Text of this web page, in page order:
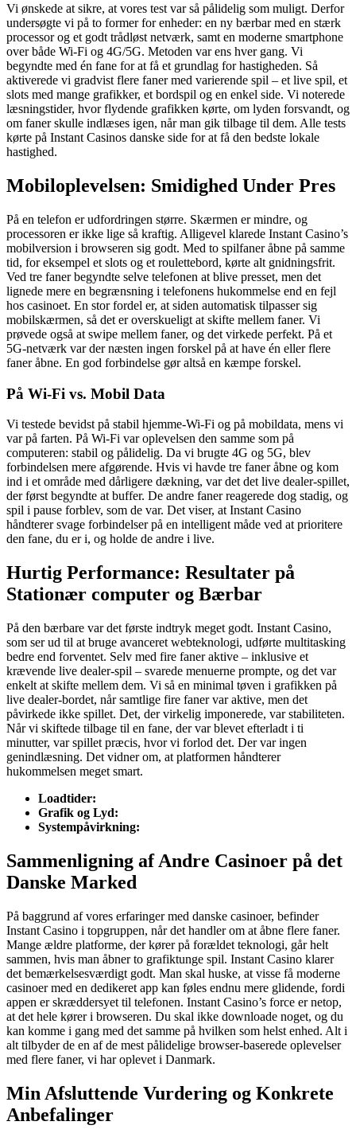
Vi ønskede at sikre, at vores test var så pålidelig som muligt. Derfor
undersøgte vi på to former for enheder: en ny bærbar med en stærk
processor og et godt trådløst netværk, samt en moderne smartphone
over både Wi-Fi og 4G/5G. Metoden var ens hver gang. Vi
begyndte med én fane for at få et grundlag for hastigheden. Så
aktiverede vi gradvist flere faner med varierende spil – et live spil, et
slots med mange grafikker, et bordspil og en enkel side. Vi noterede
læsningstider, hvor flydende grafikken kørte, om lyden forsvandt, og
om faner skulle indlæses igen, når man gik tilbage til dem. Alle tests
kørte på Instant Casinos danske side for at få den bedste lokale
hastighed.
Mobiloplevelsen: Smidighed Under Pres
På en telefon er udfordringen større. Skærmen er mindre, og
processoren er ikke lige så kraftig. Alligevel klarede Instant Casino’s
mobilversion i browseren sig godt. Med to spilfaner åbne på samme
tid, for eksempel et slots og et roulettebord, kørte alt gnidningsfrit.
Ved tre faner begyndte selve telefonen at blive presset, men det
lignede mere en begrænsning i telefonens hukommelse end en fejl
hos casinoet. En stor fordel er, at siden automatisk tilpasser sig
mobilskærmen, så det er overskueligt at skifte mellem faner. Vi
prøvede også at swipe mellem faner, og det virkede perfekt. På et
5G-netværk var der næsten ingen forskel på at have én eller flere
faner åbne. En god forbindelse gør altså en kæmpe forskel.
På Wi-Fi vs. Mobil Data
Vi testede bevidst på stabil hjemme-Wi-Fi og på mobildata, mens vi
var på farten. På Wi-Fi var oplevelsen den samme som på
computeren: stabil og pålidelig. Da vi brugte 4G og 5G, blev
forbindelsen mere afgørende. Hvis vi havde tre faner åbne og kom
ind i et område med dårligere dækning, var det det live dealer-spillet,
der først begyndte at buffer. De andre faner reagerede dog stadig, og
spil i pause forblev, som de var. Det viser, at Instant Casino
håndterer svage forbindelser på en intelligent måde ved at prioritere
den fane, du er i, og holde de andre i live.
Hurtig Performance: Resultater på
Stationær computer og Bærbar
På den bærbare var det første indtryk meget godt. Instant Casino,
som ser ud til at bruge avanceret webteknologi, udførte multitasking
bedre end forventet. Selv med fire faner aktive – inklusive et
krævende live dealer-spil – svarede menuerne prompte, og det var
enkelt at skifte mellem dem. Vi så en minimal tøven i grafikken på
live dealer-bordet, når samtlige fire faner var aktive, men det
påvirkede ikke spillet. Det, der virkelig imponerede, var stabiliteten.
Når vi skiftede tilbage til en fane, der var blevet efterladt i ti
minutter, var spillet præcis, hvor vi forlod det. Der var ingen
genindlæsning. Det vidner om, at platformen håndterer
hukommelsen meget smart.
Loadtider:
Grafik og Lyd:
Systempåvirkning:
Sammenligning af Andre Casinoer på det
Danske Marked
På baggrund af vores erfaringer med danske casinoer, befinder
Instant Casino i topgruppen, når det handler om at åbne flere faner.
Mange ældre platforme, der kører på forældet teknologi, går helt
sammen, hvis man åbner to grafiktunge spil. Instant Casino klarer
det bemærkelsesværdigt godt. Man skal huske, at visse få moderne
casinoer med en dedikeret app kan føles endnu mere glidende, fordi
appen er skræddersyet til telefonen. Instant Casino’s force er netop,
at det hele kører i browseren. Du skal ikke downloade noget, og du
kan komme i gang med det samme på hvilken som helst enhed. Alt i
alt tilbyder de en af de mest pålidelige browser-baserede oplevelser
med flere faner, vi har oplevet i Danmark.
Min Afsluttende Vurdering og Konkrete
Anbefalinger